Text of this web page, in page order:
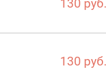
130 руб.
130 руб.